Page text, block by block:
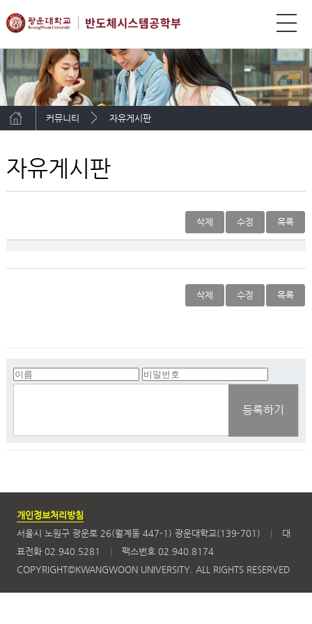
커뮤니티 자유게시판
자유게시판
목록
수정
삭제
목록
수정
삭제
등록하기
개인정보처리방침
서울시 노원구 광운로 26(월계동 447-1) 광운대학교(139-701)
대
표전화 02.940.5281
팩스번호 02.940.8174
COPYRIGHT©KWANGWOON UNIVERSITY. ALL RIGHTS RESERVED